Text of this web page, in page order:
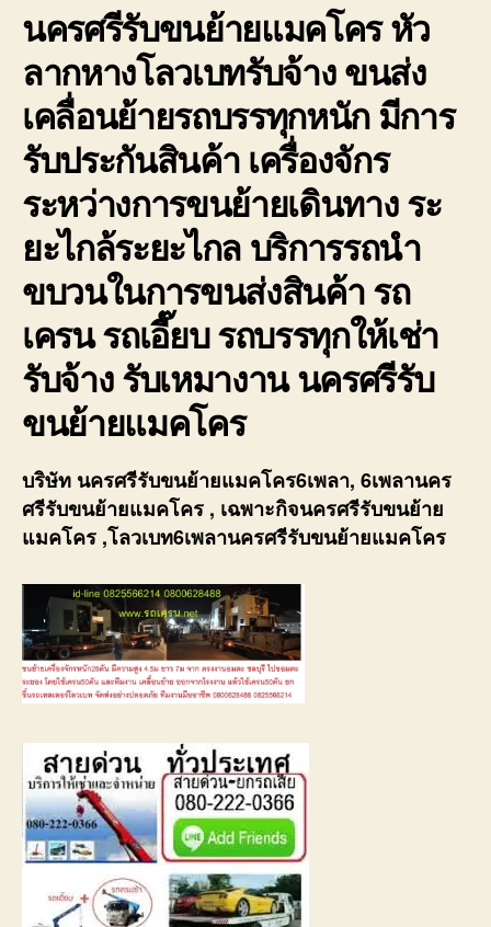
โลว
รับจ้
นครศรีรับขนย้ายแมคโคร หัว
ลากหางโลวเบทรับจ้าง ขนส่ง
เคลื่อนย้ายรถบรรทุกหนัก มีการ
รับประกันสินค้า เครื่องจักร
ระหว่างการขนย้ายเดินทาง ระ
ยะไกล้ระยะไกล บริการรถนำ
ขบวนในการขนส่งสินค้า รถ
เครน รถเอี๊ยบ รถบรรทุกให้เช่า
รับจ้าง รับเหมางาน นครศรีรับ
ขนย้ายแมคโคร
บริษัท นครศรีรับขนย้ายแมคโคร6เพลา, 6เพลานคร
ศรีรับขนย้ายแมคโคร , เฉพาะกิจนครศรีรับขนย้าย
แมคโคร ,โลวเบท6เพลานครศรีรับขนย้ายแมคโคร